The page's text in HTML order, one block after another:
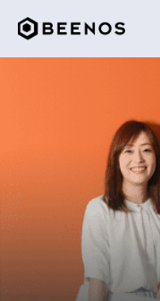
社員インタビュー
働く環境を知る